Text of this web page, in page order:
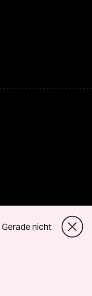
Gerade nicht